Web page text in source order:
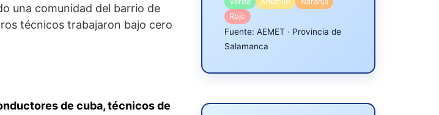
una comunidad del barrio de
técnicos trabajaron bajo cero
de cuba, técnicos de
Rojo
Fuente: AEMET · Provincia de
Salamanca